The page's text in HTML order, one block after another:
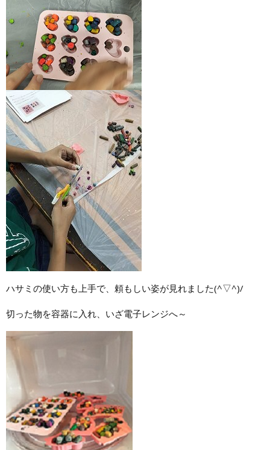
ハサミの使い方も上手で、頼もしい姿が見れました(^▽^)/
切った物を容器に入れ、いざ電子レンジへ～